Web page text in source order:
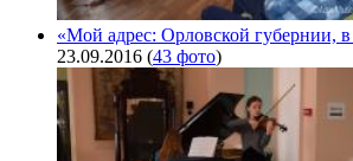
«Мой адрес: Орловской губернии,
23.09.2016 (43 фото)